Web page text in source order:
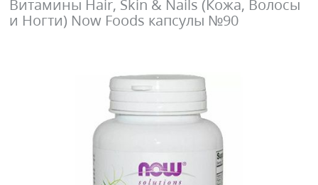
Витамины Hair, Skin & Nails (Кожа, Волосы
и Ногти) Now Foods капсулы №90